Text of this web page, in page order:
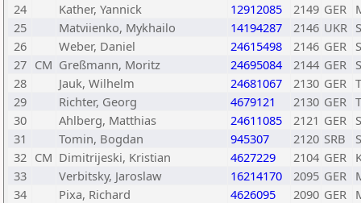
24
Kather, Yannick 12912085 2149 GER
25
Matviienko, Mykhailo 14194287 2146 UKR
26
Weber, Daniel 24615498 2146 GER
27 CM Greßmann, Moritz 24695084 2144 GER
28
Jauk, Wilhelm 24681067 2130 GER
29
Richter, Georg 4679121 2130 GER
30
Ahlberg, Matthias 24611085 2121 GER
31
Tomin, Bogdan 945307 2120 SRB
32 CM Dimitrijeski, Kristian 4627229 2104 GER
33
Verbitsky, Jaroslaw 16214170 2095 GER
34
Pixa, Richard 4626095 2090 GER